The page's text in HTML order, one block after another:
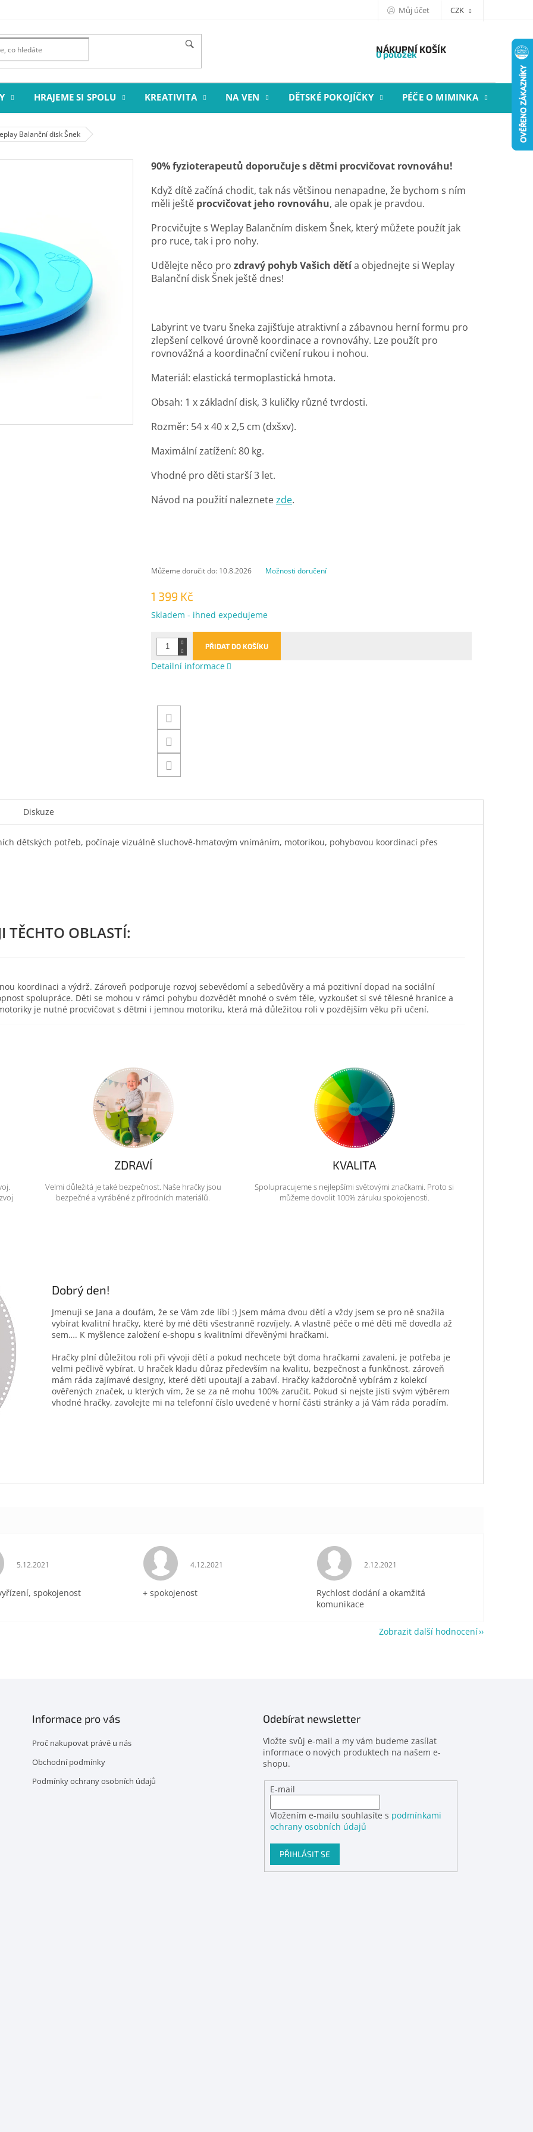
Můj účet CZK
NÁKUPNÍ KOŠÍK
0 položek
HRAJEME SI SPOLU KREATIVITA NA VEN DĚTSKÉ POKOJÍČKY PÉČE O MIMINKA
Balanční disk Šnek
1 399 Kč
Měrná
Skladem - ihned expedujeme
Můžeme doručit do: 10.8.2026 Možnosti doručení
PŘIDAT DO KOŠÍKU
90% fyzioterapeutů doporučuje s dětmi procvičovat rovnováhu!
Když dítě začíná chodit, tak nás většinou nenapadne, že bychom s ním
měli ještě procvičovat jeho rovnováhu, ale opak je pravdou.
Procvičujte s Weplay Balančním diskem Šnek, který můžete použít jak
pro ruce, tak i pro nohy.
Udělejte něco pro zdravý pohyb Vašich dětía objednejte si Weplay
Balanční disk Šnek ještě dnes!
Labyrint ve tvaru šneka zajišťuje atraktivní a zábavnou herní formu pro
zlepšení celkové úrovně koordinace a rovnováhy. Lze použít pro
rovnovážná a koordinační cvičení rukou i nohou.
Materiál: elastická termoplastická hmota.
Obsah: 1 x základní disk, 3 kuličky různé tvrdosti.
Rozměr: 54 x 40 x 2,5 cm (dxšxv).
Maximální zatížení: 80 kg.
Vhodné pro děti starší 3 let.
Návod na použití naleznetezde.
Detailní informace
Diskuze
dětských potřeb, počínaje vizuálně sluchově-hmatovým vnímáním, motorikou, pohybovou koordinací přes
koordinaci a výdrž. Zároveň podporuje rozvoj sebevědomí a sebedůvěry a má pozitivní dopad na sociální
spolupráce. Děti se mohou v rámci pohybu dozvědět mnohé o svém těle, vyzkoušet si své tělesné hranice a
je nutné procvičovat s dětmi i jemnou motoriku, která má důležitou roli v pozdějším věku při učení.
ZDRAVÍ
Velmi důležitá je také bezpečnost. Naše hračky jsou
bezpečné a vyráběné z přírodních materiálů.
KVALITA
Spolupracujeme s nejlepšími světovými značkami. Proto si
můžeme dovolit 100% záruku spokojenosti.
Dobrý den!
Jmenuji se Jana a doufám, že se Vám zde líbí :) Jsem máma dvou dětí a vždy jsem se pro ně snažila
vybírat kvalitní hračky, které by mé děti všestranně rozvíjely. A vlastně péče o mé děti mě dovedla až
sem…. K myšlence založení e-shopu s kvalitními dřevěnými hračkami.
Hračky plní důležitou roli při vývoji dětí a pokud nechcete být doma hračkami zavaleni, je potřeba je
velmi pečlivě vybírat. U hraček kladu důraz především na kvalitu, bezpečnost a funkčnost, zároveň
mám ráda zajímavé designy, které děti upoutají a zabaví. Hračky každoročně vybírám z kolekcí
ověřených značek, u kterých vím, že se za ně mohu 100% zaručit. Pokud si nejste jisti svým výběrem
vhodné hračky, zavolejte mi na telefonní číslo uvedené v horní části stránky a já Vám ráda poradím.
Hodnocení obchodu je 5 z 5 hvězdiček.
5.12.2021
spokojenost
Hodnocení obchodu je 5 z 5 hvězdiček.
4.12.2021
+ spokojenost
Hodnocení obchodu je 5 z 5 hvězdiček.
2.12.2021
Rychlost dodání a okamžitá
komunikace
Zobrazit další hodnocení
Informace pro vás
Proč nakupovat právě u nás
Obchodní podmínky
Podmínky ochrany osobních údajů
Odebírat newsletter
Vložte svůj e-mail a my vám budeme zasílat
informace o nových produktech na našem e-
shopu.
E-mail
Vložením e-mailu souhlasíte s podmínkami
ochrany osobních údajů
PŘIHLÁSIT SE